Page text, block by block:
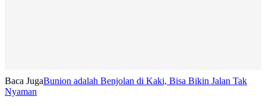
Baca JugaBunion adalah Benjolan di Kaki, Bisa Bikin Jalan Tak
Nyaman